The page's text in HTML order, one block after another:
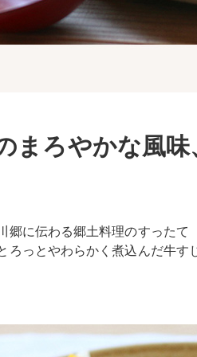
まろやかな風
郷に伝わる郷土料理のすったて
ろっとやわらかく煮込んだ牛す